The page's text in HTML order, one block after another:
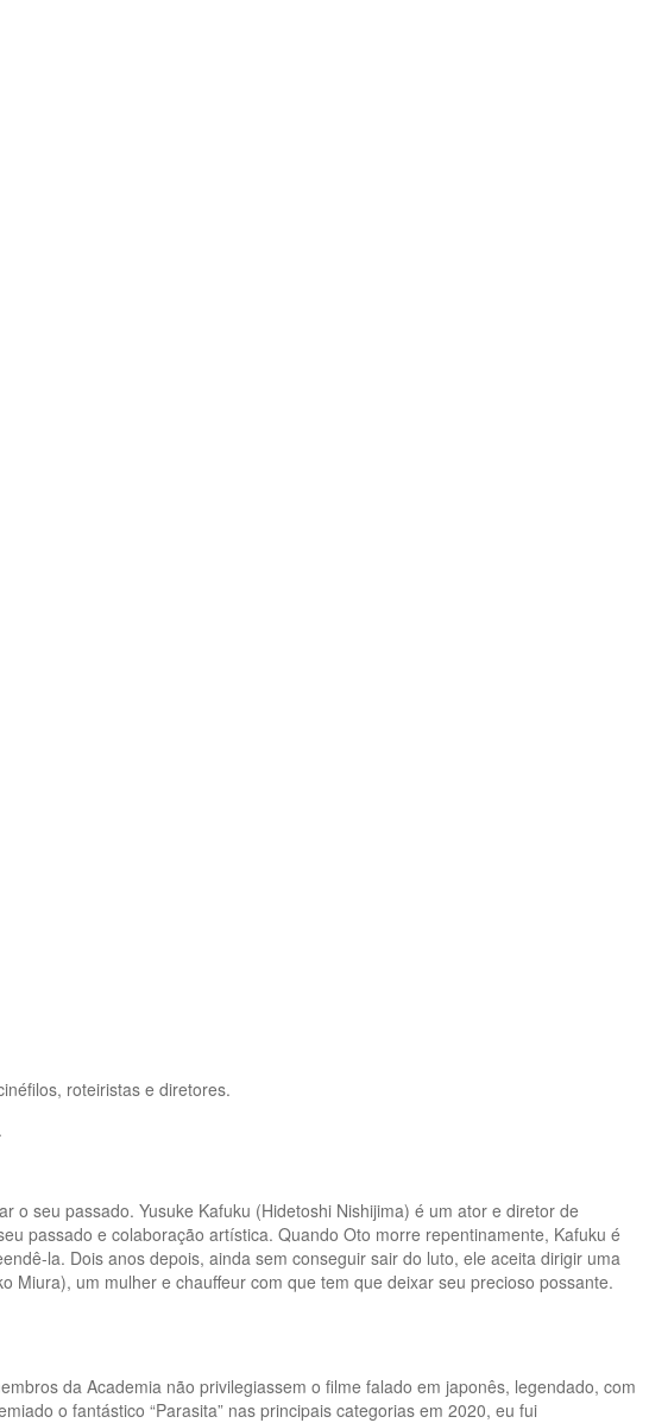
roteiristas e diretores.
o seu passado. Yusuke Kafuku (Hidetoshi Nishijima) é um ator e diretor de
passado e colaboração artística. Quando Oto morre repentinamente, Kafuku é
la. Dois anos depois, ainda sem conseguir sair do luto, ele aceita dirigir uma
um mulher e chauffeur com que tem que deixar seu precioso possante.
da Academia não privilegiassem o filme falado em japonês, legendado, com
o fantástico “Parasita” nas principais categorias em 2020, eu fui